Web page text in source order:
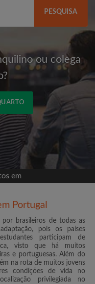
PESQUISA
ou colega
do tempo sem
em
Portugal
brasileiros de todas as
pois os países
participam de
visto que há muitos
e portuguesas. Além do
na rota de muitos jovens
condições de vida no
privilegiada no